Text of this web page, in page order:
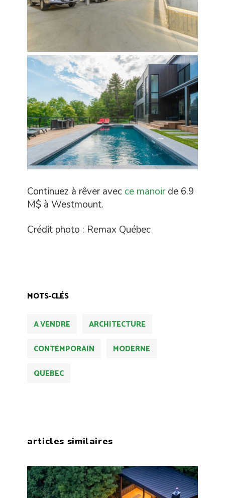
Continuez à rêver avec ce manoirde 6.9
M$ à Westmount.
Crédit photo : Remax Québec
MOTS-CLÉS
A VENDRE
ARCHITECTURE
CONTEMPORAIN
MODERNE
QUEBEC
articles similaires